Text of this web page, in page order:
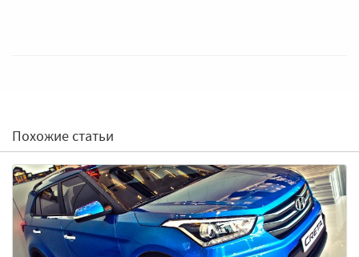
Похожие статьи